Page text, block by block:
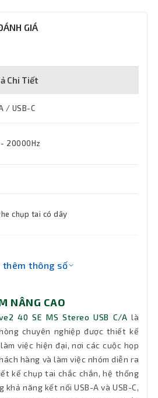
GIÁ
Chi Tiết
/ USB-C
20000Hz
chụp tai có dây
Micro đàm thoại, Trang bị 3
chống ồn, Cách âm thụ động
thêm thông số
NÂNG CAO
40 SE MS Stereo USB C/A là
chuyên nghiệp được thiết kế
việc hiện đại, nơi các cuộc họp
hàng và làm việc nhóm diễn ra
kế chụp tai chắc chắn, hệ thống
khả năng kết nối USB-A và USB-C,